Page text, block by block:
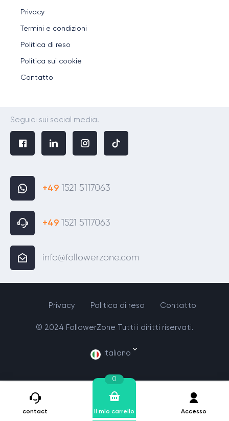
Privacy
Termini e condizioni
Politica di reso
Politica sui cookie
Contatto
Seguici sui social media.
+49 1521 5117063
+49 1521 5117063
info@followerzone.com
contact Il mio carrello
0
Accesso
Italiano
© 2024 FollowerZone Tutti i diritti riservati.
Privacy Politica di reso Contatto